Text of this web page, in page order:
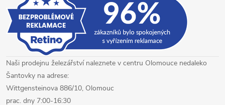
Naši prodejnu železářství naleznete v centru Olomouce nedaleko
Šantovky na adrese:
Wittgensteinova 886/10, Olomouc
prac. dny 7:00-16:30